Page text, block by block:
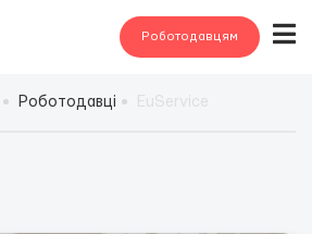
Роботодавцям
Роботодавці